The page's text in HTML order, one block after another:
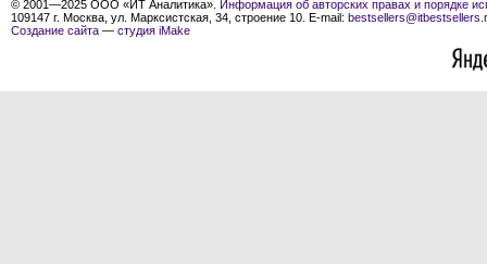
© 2001—2025 ООО «ИТ Аналитика». Информация об авторских правах и порядке
109147 г. Москва, ул. Марксистская, 34, строение 10. E-mail:
Создание сайта — студия iMake